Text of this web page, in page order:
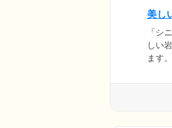
美し
「シ
しい
ます
緒に